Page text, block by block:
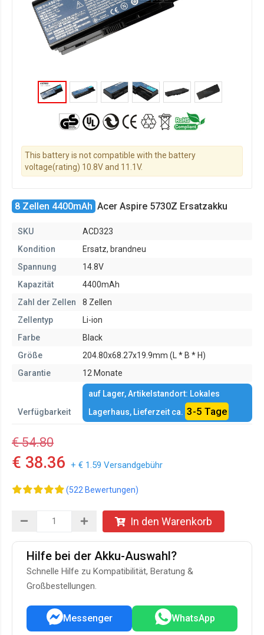
This battery is not compatible with the battery
voltage(rating) 10.8V and 11.1V.
8 Zellen 4400mAh Acer Aspire 5730Z Ersatzakku
SKU
ACD323
Kondition
Ersatz, brandneu
Spannung
14.8V
Kapazität
4400mAh
Zahl der Zellen
8 Zellen
Zellentyp
Li-ion
Farbe
Black
Größe
204.80x68.27x19.9mm (L * B * H)
Garantie
12 Monate
Verfügbarkeit
auf Lager, Artikelstandort: Lokales
Lagerhaus, Lieferzeit ca. 3-5 Tage
€ 54.80
€ 38.36 + € 1.59 Versandgebühr
(522 Bewertungen)
In den Warenkorb
Hilfe bei der Akku-Auswahl?
Schnelle Hilfe zu Kompatibilität, Beratung &
Großbestellungen.
Messenger WhatsApp